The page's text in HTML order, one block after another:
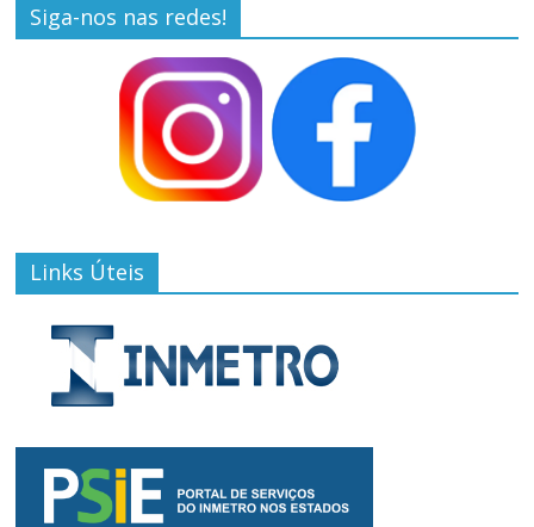
Siga-nos nas redes!
Links Úteis